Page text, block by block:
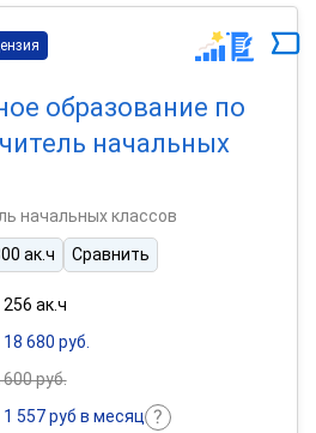
образование по
начальных
начальных классов
ак.ч Сравнить
256 ак.ч
680 руб.
руб.
1 557 руб в месяц